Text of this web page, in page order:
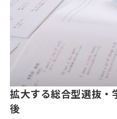
合格実績・合格体験記
講師
医学部解答速報2026
拡大する総合型選抜・
後